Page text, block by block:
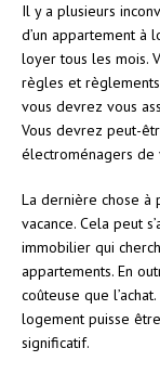
Il y a plusieurs
d’un appartement à
loyer tous les mois.
règles et règlements
vous devrez vous
Vous devrez peut-
électroménagers
La dernière chose à
vacance. Cela peut
immobilier qui
appartements. En
coûteuse que
logement puisse
significatif.